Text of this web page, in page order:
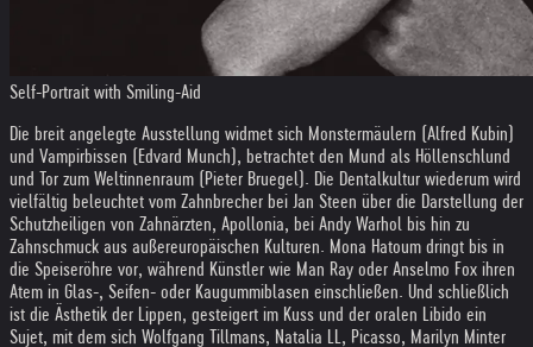
Self-Portrait with Smiling-Aid
Die breit angelegte Ausstellung widmet sich Monstermäulern (Alfred Kubin)
und Vampirbissen (Edvard Munch), betrachtet den Mund als Höllenschlund
und Tor zum Weltinnenraum (Pieter Bruegel). Die Dentalkultur wiederum wird
vielfältig beleuchtet vom Zahnbrecher bei Jan Steen über die Darstellung der
Schutzheiligen von Zahnärzten, Apollonia, bei Andy Warhol bis hin zu
Zahnschmuck aus außereuropäischen Kulturen. Mona Hatoum dringt bis in
die Speiseröhre vor, während Künstler wie Man Ray oder Anselmo Fox ihren
Atem in Glas-, Seifen- oder Kaugummiblasen einschließen. Und schließlich
ist die Ästhetik der Lippen, gesteigert im Kuss und der oralen Libido ein
Sujet, mit dem sich Wolfgang Tillmans, Natalia LL, Picasso, Marilyn Minter